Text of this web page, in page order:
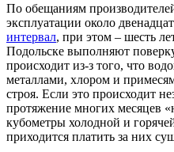
По обещаниям
эксплуатации около
интервал, при этом – шесть
Подольске выполняют
происходит из-з того, что
металлами, хлором и
строя. Если это происходит
протяжение многих месяцев
кубометры холодной и
приходится платить за них